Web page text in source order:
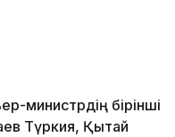
министрдің бірінші
Түркия, Қытай